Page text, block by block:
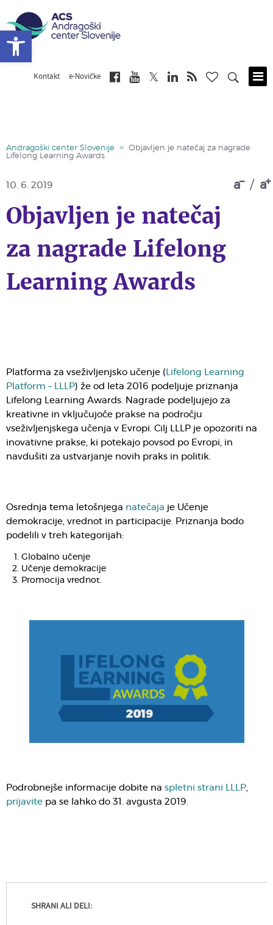
Kontakt e-Novičke
Andragoški center Slovenije >
Objavljen je natečaj za nagrade
Lifelong Learning Awards
a / a
10. 6. 2019
Objavljen je natečaj
za nagrade Lifelong
Learning Awards
Platforma za vseživljenjsko učenje ( Lifelong Learning
Platform – LLLP) že od leta 2016 podeljuje priznanja
Lifelong Learning Awards. Nagrade podeljujejo za
kreativne in vključujoče prakse na področju
vseživljenjskega učenja v Evropi. Cilj LLLP je opozoriti na
inovativne prakse, ki potekajo povsod po Evropi, in
navdušiti za ustvarjanje novih praks in politik.
Osrednja tema letošnjega natečaja je Učenje
demokracije, vrednot in participacije. Priznanja bodo
podelili v treh kategorijah:
Globalno učenje
Učenje demokracije
Promocija vrednot.
Podrobnejše informacije dobite na spletni strani LLLP,
prijavite pa se lahko do 31. avgusta 2019.
SHRANI ALI DELI:
Open toolbar